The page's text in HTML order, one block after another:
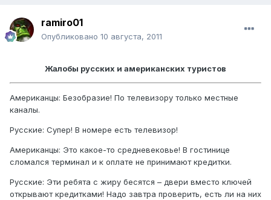
ramiro01
Опубликовано 10 августа, 2011
Жалобы русских и американских туристов
Американцы: Безобразие! По телевизору только местные
каналы.
Русские: Супер! В номере есть телевизор!
Американцы: Это какое-то средневековье! В гостинице
сломался терминал и к оплате не принимают кредитки.
Русские: Эти ребята с жиру бесятся – двери вместо ключей
открывают кредитками! Надо завтра проверить, есть ли на них